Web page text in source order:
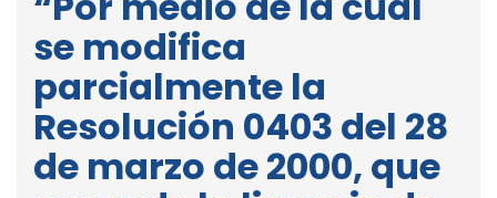
se modifica
parcialmente la
Resolución 0403 del 28
de marzo de 2000, que